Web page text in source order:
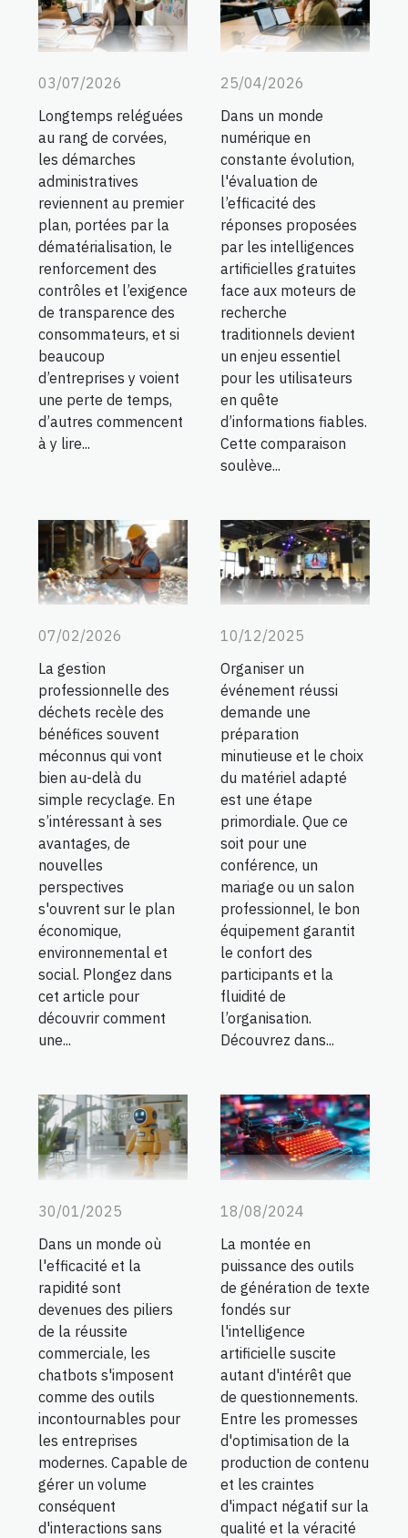
03/07/2026
Longtemps reléguées
au rang de corvées,
les démarches
administratives
reviennent au premier
plan, portées par la
dématérialisation, le
renforcement des
contrôles et l’exigence
de transparence des
consommateurs, et si
beaucoup
d’entreprises y voient
une perte de temps,
d’autres commencent
à y lire...
25/04/2026
Dans un monde
numérique en
constante évolution,
l'évaluation de
l’efficacité des
réponses proposées
par les intelligences
artificielles gratuites
face aux moteurs de
recherche
traditionnels devient
un enjeu essentiel
pour les utilisateurs
en quête
d’informations fiables.
Cette comparaison
soulève...
07/02/2026
La gestion
professionnelle des
déchets recèle des
bénéfices souvent
méconnus qui vont
bien au-delà du
simple recyclage. En
s’intéressant à ses
avantages, de
nouvelles
perspectives
s'ouvrent sur le plan
économique,
environnemental et
social. Plongez dans
cet article pour
découvrir comment
une...
10/12/2025
Organiser un
événement réussi
demande une
préparation
minutieuse et le choix
du matériel adapté
est une étape
primordiale. Que ce
soit pour une
conférence, un
mariage ou un salon
professionnel, le bon
équipement garantit
le confort des
participants et la
fluidité de
l’organisation.
Découvrez dans...
30/01/2025
Dans un monde où
l'efficacité et la
rapidité sont
devenues des piliers
de la réussite
commerciale, les
chatbots s'imposent
comme des outils
incontournables pour
les entreprises
modernes. Capable de
gérer un volume
conséquent
d'interactions sans
18/08/2024
La montée en
puissance des outils
de génération de texte
fondés sur
l'intelligence
artificielle suscite
autant d'intérêt que
de questionnements.
Entre les promesses
d'optimisation de la
production de contenu
et les craintes
d'impact négatif sur la
qualité et la véracité